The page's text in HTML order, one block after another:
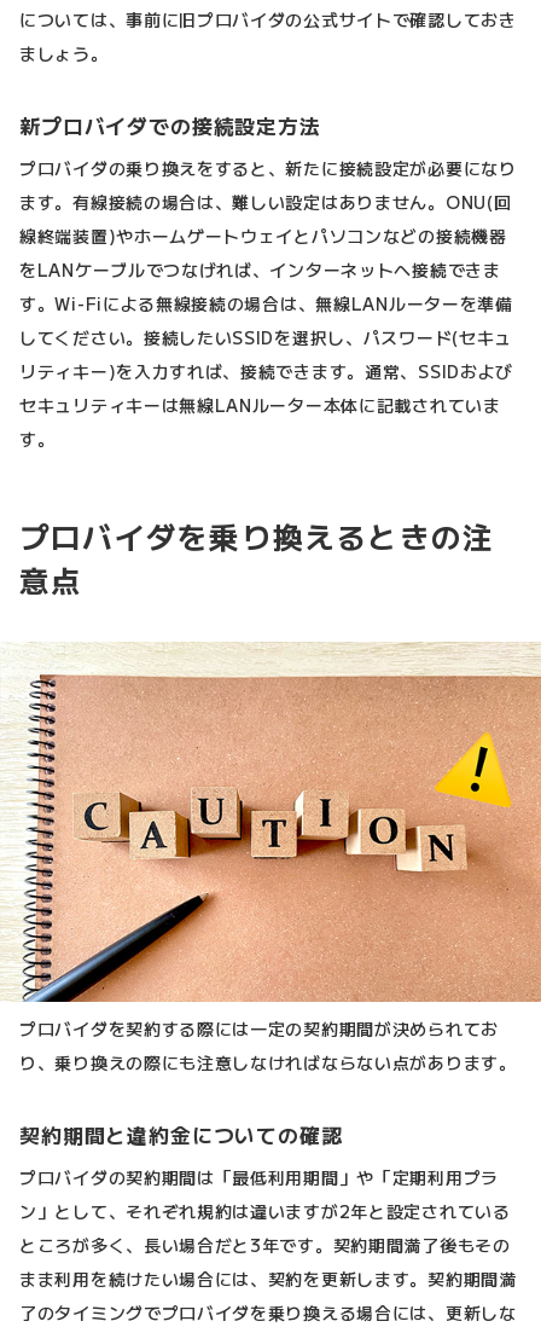
については、事前に旧プロバイダの公式サイトで確認しておき
ましょう。
新プロバイダでの接続設定方法
プロバイダの乗り換えをすると、新たに接続設定が必要になり
ます。有線接続の場合は、難しい設定はありません。ONU(回
線終端装置)やホームゲートウェイとパソコンなどの接続機器
をLANケーブルでつなげれば、インターネットへ接続できま
す。Wi-Fiによる無線接続の場合は、無線LANルーターを準備
してください。接続したいSSIDを選択し、パスワード(セキュ
リティキー)を入力すれば、接続できます。通常、SSIDおよび
セキュリティキーは無線LANルーター本体に記載されていま
す。
プロバイダを乗り換えるときの注
意点
プロバイダを契約する際には一定の契約期間が決められてお
り、乗り換えの際にも注意しなければならない点があります。
契約期間と違約金についての確認
プロバイダの契約期間は「最低利用期間」や「定期利用プラ
ン」として、それぞれ規約は違いますが2年と設定されている
ところが多く、長い場合だと3年です。契約期間満了後もその
まま利用を続けたい場合には、契約を更新します。契約期間満
了のタイミングでプロバイダを乗り換える場合には、更新しな